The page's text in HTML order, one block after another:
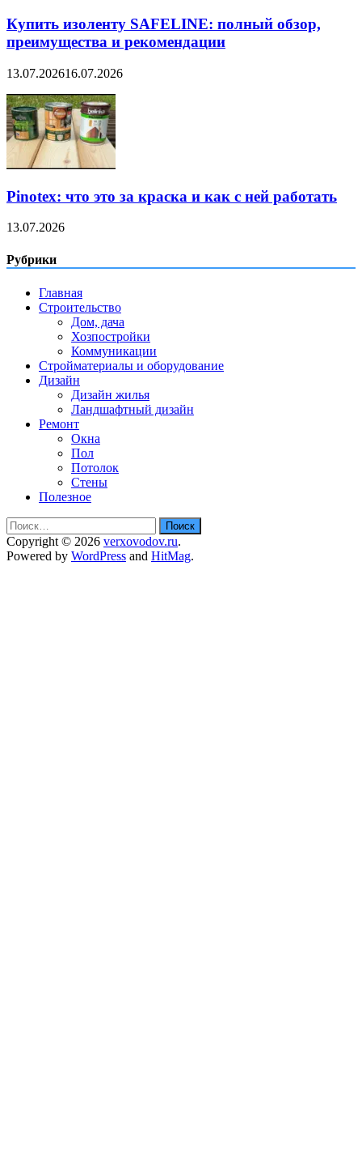
Купить изоленту SAFELINE: полный обзор,
преимущества и рекомендации
13.07.202616.07.2026
Pinotex: что это за краска и как с ней работать
13.07.2026
Рубрики
Главная
Строительство
Дом, дача
Хозпостройки
Коммуникации
Стройматериалы и оборудование
Дизайн
Дизайн жилья
Ландшафтный дизайн
Ремонт
Окна
Пол
Потолок
Стены
Полезное
Найти:
Copyright © 2026 verxovodov.ru.
Powered by WordPress and HitMag.